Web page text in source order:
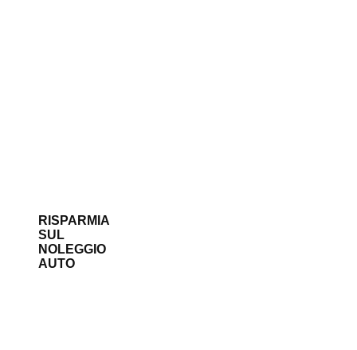
RISPARMIA
SUL
NOLEGGIO
AUTO